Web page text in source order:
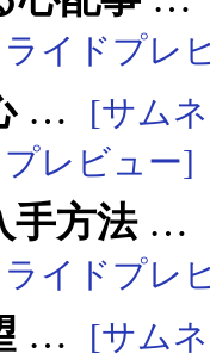
イドプレ
… [サム
レビュー]
手方法…
イドプレ
… [サム